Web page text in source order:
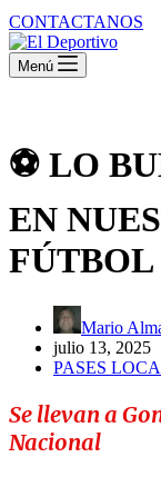
CONTACTANOS
Menú
⚽ LO
EN
FÚTBOL
Mario
julio 13, 2025
PASES
Se llevan a
Nacional